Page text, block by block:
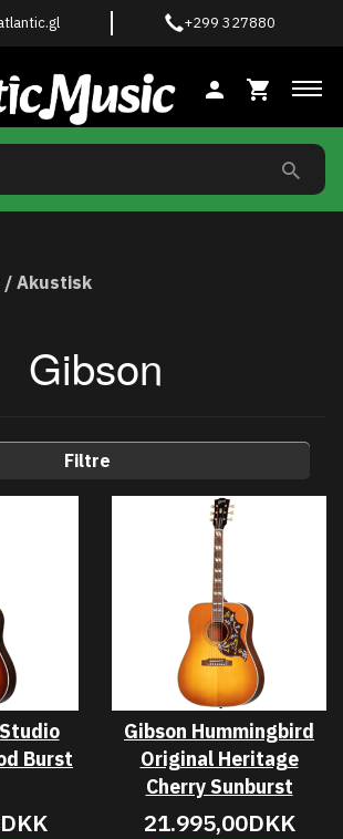
+299 327880
/ Akustisk
Gibson
Filtre
Burst
Gibson Hummingbird
Original Heritage
Cherry Sunburst
21.995,00DKK